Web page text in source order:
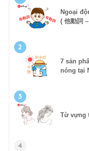
Ngoại
( 他動詞
2
7 sản
nóng tại
3
Từ vựng
4